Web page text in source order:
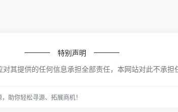
特别声明
其提供的任何信息承担全部责任，本网站对此不承担
助你轻松寻源、拓展商机！